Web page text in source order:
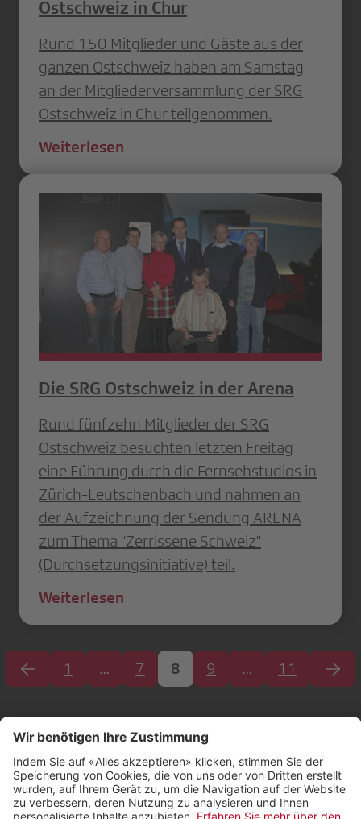
Ostschweiz in Chur
Rund 150 Mitglieder und Gäste aus der
ganzen Ostschweiz haben am Samstag
an der Mitgliederversammlung der SRG
Ostschweiz in Chur teilgenommen.
Weiterlesen
Die SRG Ostschweiz in der Arena
Rund fünfzehn Mitglieder der SRG
Ostschweiz besuchten letzten Freitag
eine Führung durch die Fernsehstudios in
Zürich-Leutschenbach und nahmen an
der Aufzeichnung der Sendung ARENA
zum Thema "Zerrissene Schweiz"
(Durchsetzungsinitiative) teil.
Weiterlesen
1 … 7 8 9 … 11
Kontakt
Impressum